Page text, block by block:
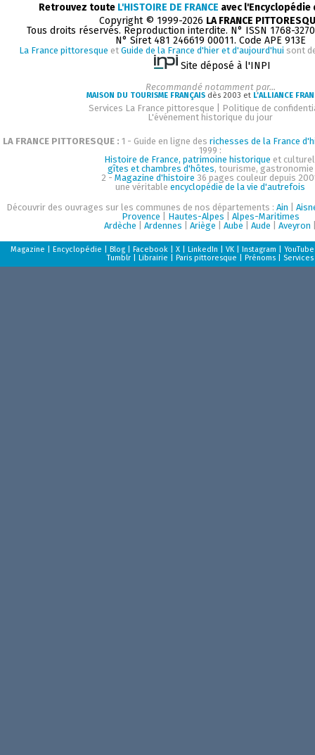
Retrouvez toute L'HISTOIRE DE FRANCE avec
Copyright © 1999-2026 LA FRANCE
Tous droits réservés. Reproduction interdite. N° ISSN 1768-
N° Siret 481 246619 00011. Code APE 913E
La France pittoresque et Guide de la France d'hier et d'aujourd'hui sont
Site déposé à l'INPI
Recommandé notamment par...
MAISON DU TOURISME FRANÇAIS dès 2003 et L'ALLIANCE
Services La France pittoresque
Politique de
L'événement historique du jour
LA FRANCE PITTORESQUE : 1 - Guide en ligne des richesses de la France
1999 :
Histoire de France, patrimoine historique et
gîtes et chambres d'hôtes, tourisme, gastronomie
2 - Magazine d'histoire 36 pages couleur depuis
une véritableencyclopédie de la vie d'autrefois
Découvrir des ouvrages sur les communes de nos départements :Ain |
Provence
Hautes-Alpes
Alpes-Maritimes
Ardèche |Ardennes |Ariège |Aube |Aude |Aveyron
Magazine |Encyclopédie |Blog |Facebook |X |LinkedIn |VK |Instagram |YouTube
Tumblr |Librairie |Paris pittoresque |Prénoms Services